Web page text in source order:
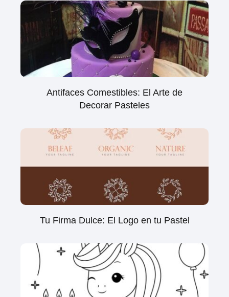
Antifaces Comestibles: El Arte de
Decorar Pasteles
Tu Firma Dulce: El Logo en tu Pastel